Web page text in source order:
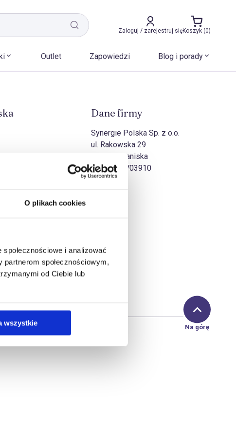
O plikach cookies
i analizować
społecznościowym,
od Ciebie lub
wszystkie
Zaloguj / zarejestruj sięKoszyk (0)
Outlet Zapowiedzi Blog i porady
Dane firmy
Synergie Polska Sp. z o.o.
ul. Rakowska 29
27-570 Iwaniska
NIP:8631703910
Na górę